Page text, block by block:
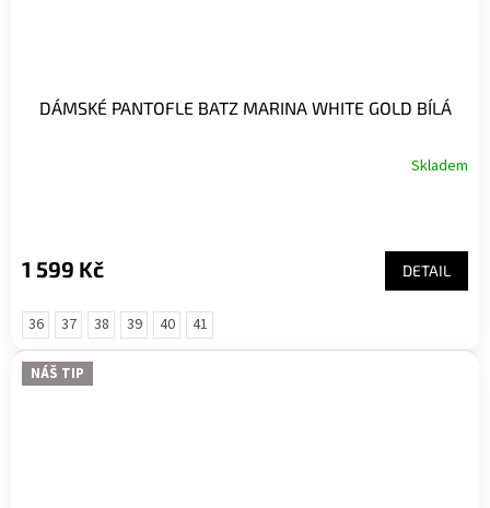
DÁMSKÉ PANTOFLE BATZ MARINA WHITE GOLD BÍLÁ
Skladem
1 599 Kč DETAIL
36 37 38 39 40 41
NÁŠ TIP